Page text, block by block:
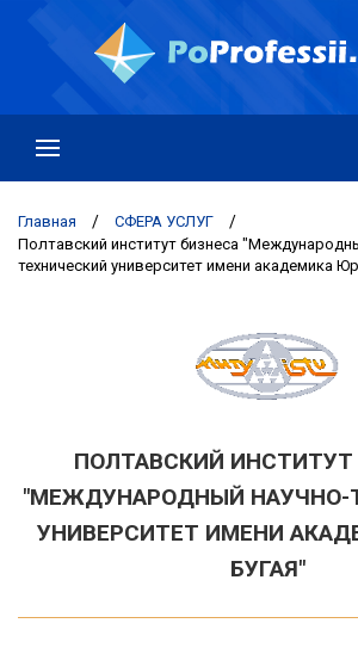
Главная / СФЕРА УСЛУГ /
Полтавский институт бизнеса
технический университет имени академика
ПОЛТАВСКИЙ ИНСТИТУТ
"МЕЖДУНАРОДНЫЙ НАУЧНО-
УНИВЕРСИТЕТ ИМЕНИ
БУГАЯ"